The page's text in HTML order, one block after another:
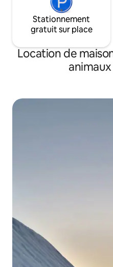
Stationnement
gratuit sur place
Location de